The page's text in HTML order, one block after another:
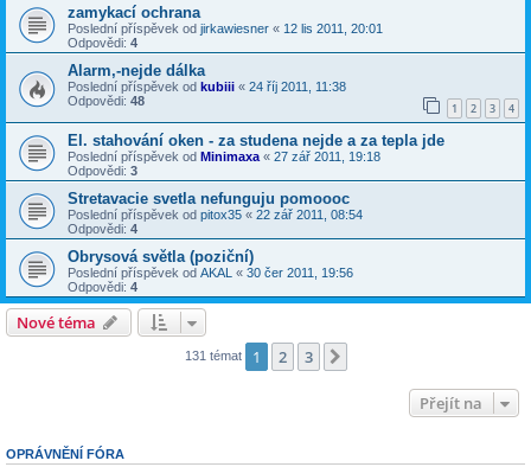
zamykací ochrana
Poslední příspěvek od jirkawiesner « 12 lis 2011, 20:01
Odpovědi: 4
Alarm,-nejde dálka
Poslední příspěvek od kubiii « 24 říj 2011, 11:38
Odpovědi: 48 1 2 3 4
El. stahování oken - za studena nejde a za tepla jde
Poslední příspěvek od Minimaxa « 27 zář 2011, 19:18
Odpovědi: 3
Stretavacie svetla nefunguju pomoooc
Poslední příspěvek od pitox35 « 22 zář 2011, 08:54
Odpovědi: 4
Obrysová světla (poziční)
Poslední příspěvek od AKAL « 30 čer 2011, 19:56
Odpovědi: 4
Nové téma
131 témat 1 2 3
Přejít na
OPRÁVNĚNÍ FÓRA